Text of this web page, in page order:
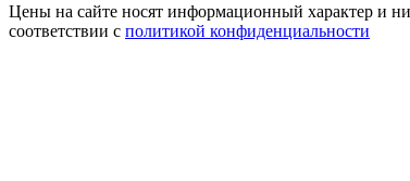
Цены на сайте носят информационный характер и
соответствии с политикой конфиденциальности